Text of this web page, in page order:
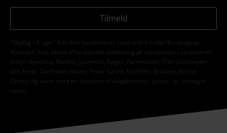
Tilmeld
*Gyldig i 4 uger. Kan ikke kombineres med andre koder/kampagner.
Rabatten fratrækkes efter korrekt indløsning af rabatkoden i varekurven
inden checkout. Medier, gavekort, bøger, Rammstein, (Till) Lindemann,
Die Ärzte, Die Toten Hosen, Feine Sahne Fischfilet, Broilers, Böhse
Onkelz og varer med en donation til velgørenhed i prisen, er undtaget
rabat.